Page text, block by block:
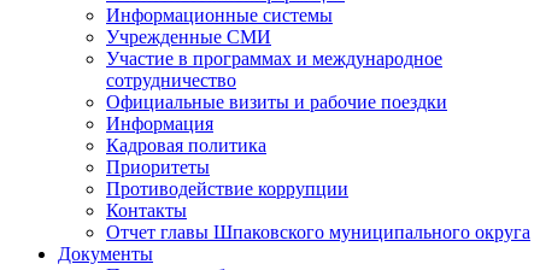
Информационные системы
Учрежденные СМИ
Участие в программах и международное
сотрудничество
Официальные визиты и рабочие поездки
Информация
Кадровая политика
Приоритеты
Противодействие коррупции
Контакты
Отчет главы Шпаковского муниципального округа
Документы